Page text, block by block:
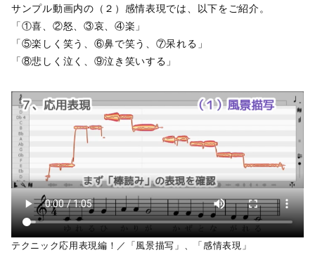
サンプル動画内の（２）感情表現では、以下をご紹介。
「①喜、②怒、③哀、④楽」
「⑤楽しく笑う、⑥鼻で笑う、⑦呆れる」
「⑧悲しく泣く、⑨泣き笑いする」
テクニック応用表現編！／「風景描写」、「感情表現」